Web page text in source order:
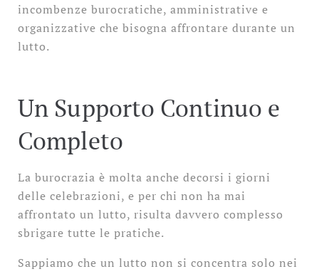
incombenze burocratiche, amministrative e
organizzative che bisogna affrontare durante un
lutto.
Un Supporto Continuo e
Completo
La burocrazia è molta anche decorsi i giorni
delle celebrazioni, e per chi non ha mai
affrontato un lutto, risulta davvero complesso
sbrigare tutte le pratiche.
Sappiamo che un lutto non si concentra solo nei